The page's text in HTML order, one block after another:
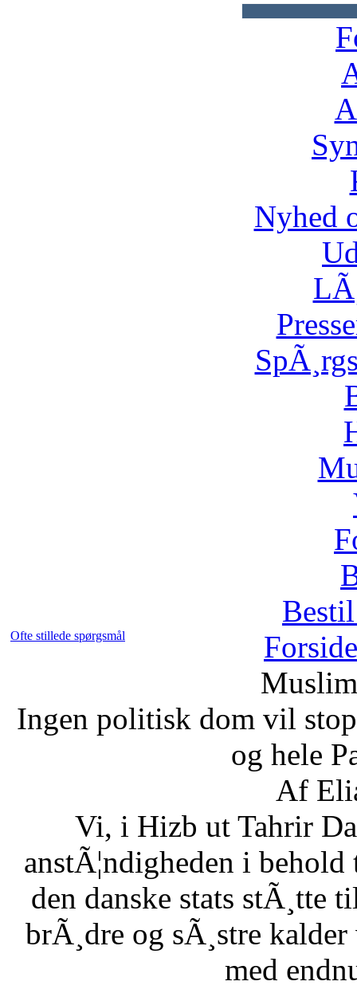
Nyhed
Ofte stillede spørgsmål
Forside
Ingen politisk dom vil
og hele
Af
Vi, i Hizb ut Tahrir
anstÃ¦ndigheden i
den danske stats stÃ¸tte
brÃ¸dre og sÃ¸stre
med